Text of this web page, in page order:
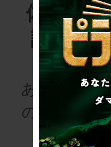
体験す
語
あなたも、
の登場人物
りませんか